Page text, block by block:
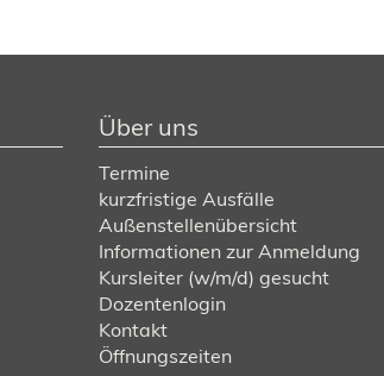
Über uns
Termine
kurzfristige Ausfälle
Außenstellenübersicht
Informationen zur Anmeldung
Kursleiter (w/m/d) gesucht
Dozentenlogin
Kontakt
Öffnungszeiten